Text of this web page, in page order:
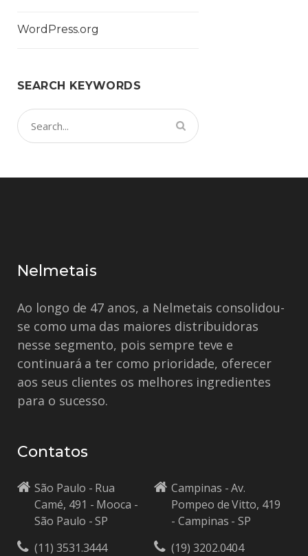
WordPress.org
SEARCH KEYWORDS
Nelmetais
Ao longo de 47 anos, a Nelmetais consolidou-
se como uma das maiores distribuidoras
nesse segmento, pois sempre teve e
continuará a ter como prioridade, oferecer
aos seus clientes os melhores ingredientes
para o sucesso.
Contatos
São Paulo - Rua
Camé, 491 - Mooca -
São Paulo - SP
(11) 3531.3444
Campinas - Av.
Pompeo de Vitto, 419
- Campinas - SP
(19) 3202.0404